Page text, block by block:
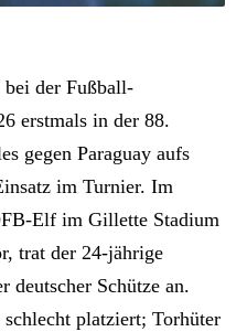
der Fußball-
erstmals in der 88.
gegen Paraguay aufs
im Turnier. Im
Elf im Gillette Stadium
trat der 24-jährige
deutscher Schütze an.
platziert; Torhüter